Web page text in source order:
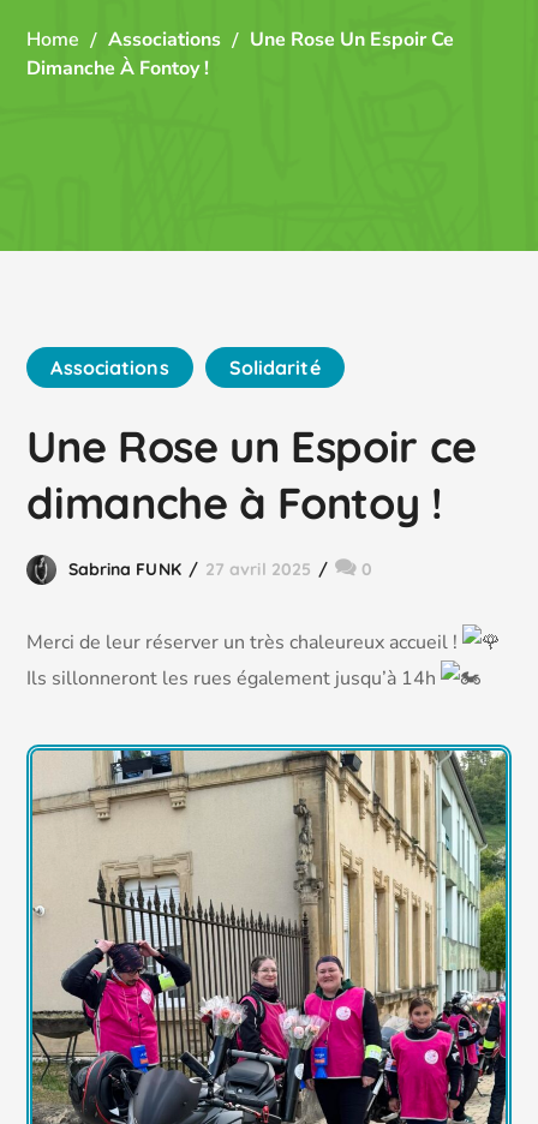
Home Associations
Une Rose Un Espoir Ce
Dimanche À Fontoy !
Associations Solidarité
Une Rose un Espoir ce
dimanche à Fontoy !
Sabrina FUNK 27 avril 2025 0
Merci de leur réserver un très chaleureux accueil !
Ils sillonneront les rues également jusqu’à 14h